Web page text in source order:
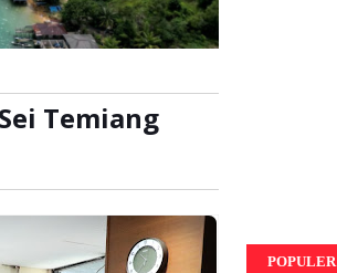
Temiang
POPULER